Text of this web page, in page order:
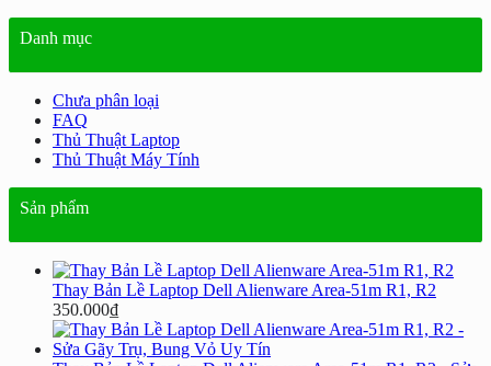
Danh mục
Chưa phân loại
FAQ
Thủ Thuật Laptop
Thủ Thuật Máy Tính
Sản phẩm
Thay Bản Lề Laptop Dell Alienware Area-51m R1, R2
350.000₫